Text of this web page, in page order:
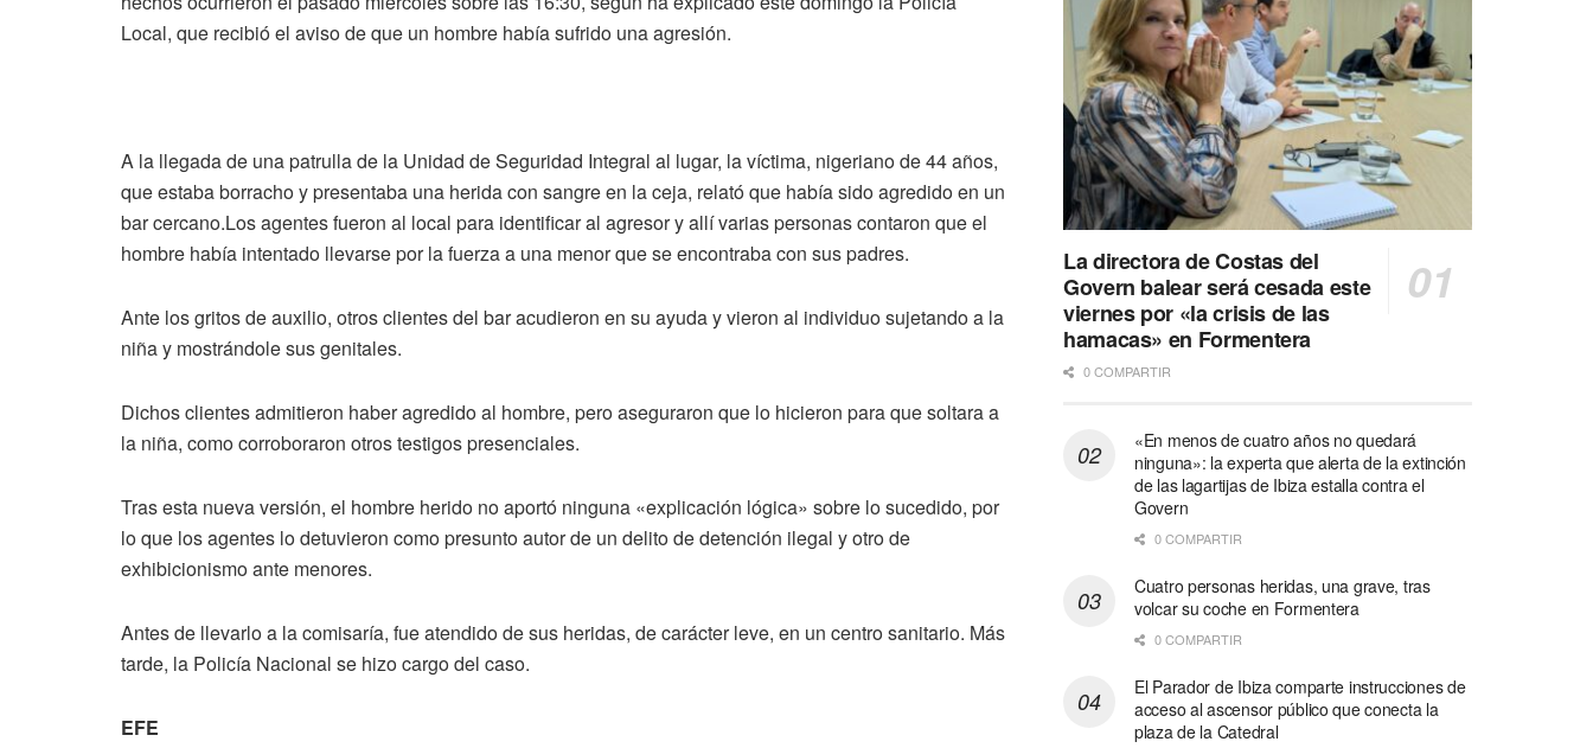
Local, que recibió el aviso de que un hombre había sufrido una agresión.
A la llegada de una patrulla de la Unidad de Seguridad Integral al lugar, la víctima, nigeriano de 44 años,
que estaba borracho y presentaba una herida con sangre en la ceja, relató que había sido agredido en un
bar cercano.Los agentes fueron al local para identificar al agresor y allí varias personas contaron que el
hombre había intentado llevarse por la fuerza a una menor que se encontraba con sus padres.
Ante los gritos de auxilio, otros clientes del bar acudieron en su ayuda y vieron al individuo sujetando a la
niña y mostrándole sus genitales.
Dichos clientes admitieron haber agredido al hombre, pero aseguraron que lo hicieron para que soltara a
la niña, como corroboraron otros testigos presenciales.
Tras esta nueva versión, el hombre herido no aportó ninguna «explicación lógica» sobre lo sucedido, por
lo que los agentes lo detuvieron como presunto autor de un delito de detención ilegal y otro de
exhibicionismo ante menores.
Antes de llevarlo a la comisaría, fue atendido de sus heridas, de carácter leve, en un centro sanitario. Más
tarde, la Policía Nacional se hizo cargo del caso.
EFE
La directora de Costas del
Govern balear será cesada este
viernes por «la crisis de las
hamacas» en Formentera
0 COMPARTIR
«En menos de cuatro años no quedará
ninguna»: la experta que alerta de la extinción
de las lagartijas de Ibiza estalla contra el
Govern
0 COMPARTIR
Cuatro personas heridas, una grave, tras
volcar su coche en Formentera
0 COMPARTIR
El Parador de Ibiza comparte instrucciones de
acceso al ascensor público que conecta la
plaza de la Catedral